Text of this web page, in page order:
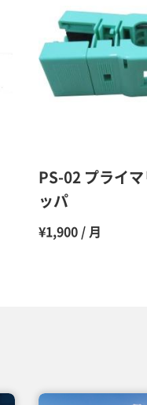
PS-02 プライ
ッパ
¥1,900 / 月